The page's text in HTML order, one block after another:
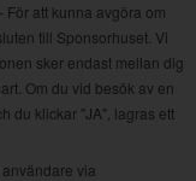
att kunna avgöra om
till Sponsorhuset. Vi
sker endast mellan dig
Om du vid besök av en
du klickar "JA", lagras ett
via